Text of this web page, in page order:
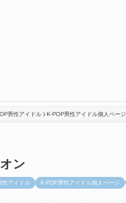
男性アイドル K-POP男性アイドル個人ページ
ン
性アイドル K-POP男性アイドル個人ページ